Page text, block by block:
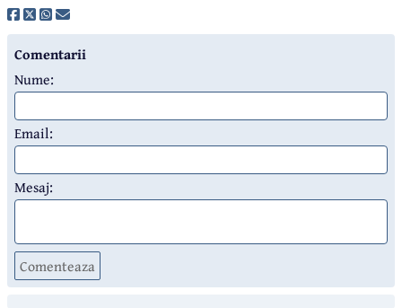
Comentarii
Nume:
Email:
Mesaj:
Comenteaza